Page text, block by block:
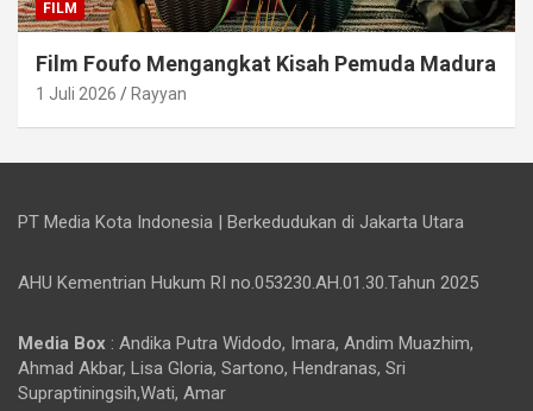
FILM
Film Foufo Mengangkat Kisah Pemuda Madura
1 Juli 2026 Rayyan
PT Media Kota Indonesia | Berkedudukan di Jakarta Utara
AHU Kementrian Hukum RI no.053230.AH.01.30.Tahun 2025
Media Box : Andika Putra Widodo, Imara, Andim Muazhim,
Ahmad Akbar, Lisa Gloria, Sartono, Hendranas, Sri
Supraptiningsih,Wati, Amar